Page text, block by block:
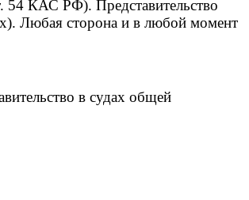
54 КАС РФ). Представительство
Любая сторона и в любой момент
в судах общей